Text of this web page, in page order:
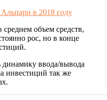
объем средств,
рос, но в конце
ввода/вывода
инвестиций так же